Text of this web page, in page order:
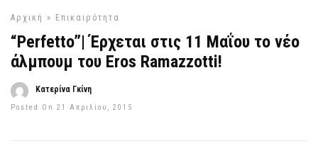
Αρχική » Επικαιρότητα
“Perfetto”| Έρχεται στις 11 Μαΐου το νέο
άλμπουμ του Eros Ramazzotti!
Κατερίνα Γκίνη
Posted On 21 Απριλίου, 2015